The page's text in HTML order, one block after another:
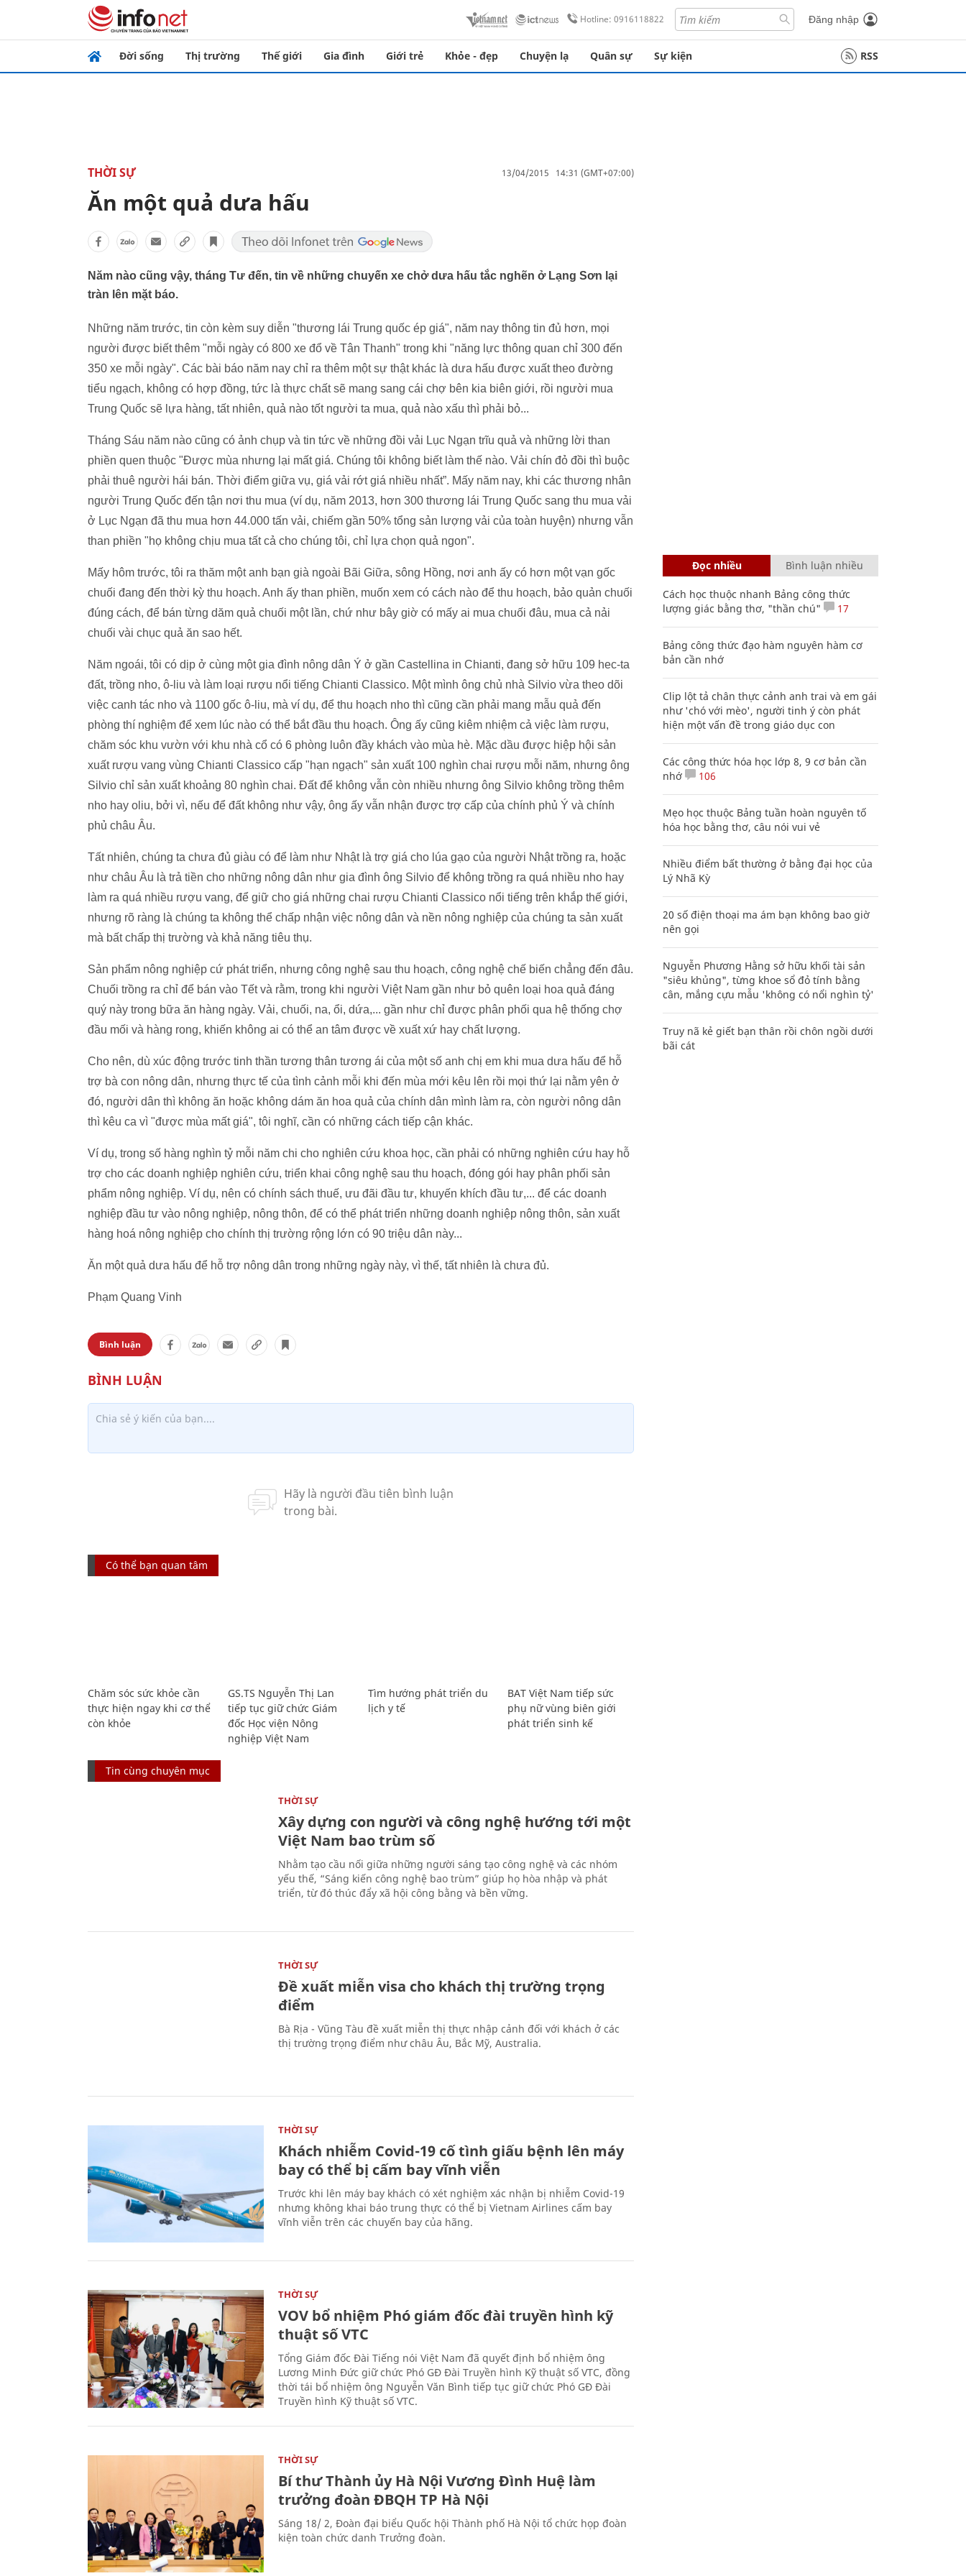
Hotline: 0916118822 Đăng nhập
Đời sống Thị trường Thế giới Gia đình Giới trẻ Khỏe - đẹp Chuyện lạ Quân sự Sự kiện RSS
THỜI SỰ 13/04/2015 14:31 (GMT+07:00)
Ăn một quả dưa hấu
Năm nào cũng vậy, tháng Tư đến, tin về những chuyến xe chở dưa hấu tắc nghẽn ở Lạng Sơn lại
tràn lên mặt báo.
Những năm trước, tin còn kèm suy diễn "thương lái Trung quốc ép giá", năm nay thông tin đủ hơn, mọi
người được biết thêm "mỗi ngày có 800 xe đổ về Tân Thanh" trong khi "năng lực thông quan chỉ 300 đến
350 xe mỗi ngày". Các bài báo năm nay chỉ ra thêm một sự thật khác là dưa hấu được xuất theo đường
tiểu ngạch, không có hợp đồng, tức là thực chất sẽ mang sang cái chợ bên kia biên giới, rồi người mua
Trung Quốc sẽ lựa hàng, tất nhiên, quả nào tốt người ta mua, quả nào xấu thì phải bỏ...
Tháng Sáu năm nào cũng có ảnh chụp và tin tức về những đồi vải Lục Ngạn trĩu quả và những lời than
phiền quen thuộc "Được mùa nhưng lại mất giá. Chúng tôi không biết làm thế nào. Vải chín đỏ đồi thì buộc
phải thuê người hái bán. Thời điểm giữa vụ, giá vải rớt giá nhiều nhất”. Mấy năm nay, khi các thương nhân
người Trung Quốc đến tận nơi thu mua (ví dụ, năm 2013, hơn 300 thương lái Trung Quốc sang thu mua vải
ở Lục Ngạn đã thu mua hơn 44.000 tấn vải, chiếm gần 50% tổng sản lượng vải của toàn huyện) nhưng vẫn
than phiền "họ không chịu mua tất cả cho chúng tôi, chỉ lựa chọn quả ngon".
Mấy hôm trước, tôi ra thăm một anh bạn già ngoài Bãi Giữa, sông Hồng, nơi anh ấy có hơn một vạn gốc
chuối đang đến thời kỳ thu hoạch. Anh ấy than phiền, muốn xem có cách nào để thu hoạch, bảo quản chuối
đúng cách, để bán từng dăm quả chuối một lần, chứ như bây giờ có mấy ai mua chuối đâu, mua cả nải
chuối vài chục quả ăn sao hết.
Năm ngoái, tôi có dịp ở cùng một gia đình nông dân Ý ở gần Castellina in Chianti, đang sở hữu 109 hec-ta
đất, trồng nho, ô-liu và làm loại rượu nổi tiếng Chianti Classico. Một mình ông chủ nhà Silvio vừa theo dõi
việc canh tác nho và 1100 gốc ô-liu, mà ví dụ, để thu hoạch nho thì cũng cần phải mang mẫu quả đến
phòng thí nghiệm để xem lúc nào có thể bắt đầu thu hoạch. Ông ấy cũng kiêm nhiệm cả việc làm rượu,
chăm sóc khu vườn với khu nhà cổ có 6 phòng luôn đầy khách vào mùa hè. Mặc dầu được hiệp hội sản
xuất rượu vang vùng Chianti Classico cấp "hạn ngạch" sản xuất 100 nghìn chai rượu mỗi năm, nhưng ông
Silvio chỉ sản xuất khoảng 80 nghìn chai. Đất để không vẫn còn nhiều nhưng ông Silvio không trồng thêm
nho hay oliu, bởi vì, nếu để đất không như vậy, ông ấy vẫn nhận được trợ cấp của chính phủ Ý và chính
phủ châu Âu.
Tất nhiên, chúng ta chưa đủ giàu có để làm như Nhật là trợ giá cho lúa gạo của người Nhật trồng ra, hoặc
như châu Âu là trả tiền cho những nông dân như gia đình ông Silvio để không trồng ra quá nhiều nho hay
làm ra quá nhiều rượu vang, để giữ cho giá những chai rượu Chianti Classico nổi tiếng trên khắp thế giới,
nhưng rõ ràng là chúng ta không thể chấp nhận việc nông dân và nền nông nghiệp của chúng ta sản xuất
mà bất chấp thị trường và khả năng tiêu thụ.
Sản phẩm nông nghiệp cứ phát triển, nhưng công nghệ sau thu hoạch, công nghệ chế biến chẳng đến đâu.
Chuối trồng ra chỉ để bán vào Tết và rằm, trong khi người Việt Nam gần như bỏ quên loại hoa quả đáng
quý này trong bữa ăn hàng ngày. Vải, chuối, na, ổi, dứa,... gần như chỉ được phân phối qua hệ thống chợ
đầu mối và hàng rong, khiến không ai có thể an tâm được về xuất xứ hay chất lượng.
Cho nên, dù xúc động trước tinh thần tương thân tương ái của một số anh chị em khi mua dưa hấu để hỗ
trợ bà con nông dân, nhưng thực tế của tình cảnh mỗi khi đến mùa mới kêu lên rồi mọi thứ lại nằm yên ở
đó, người dân thì không ăn hoặc không dám ăn hoa quả của chính dân mình làm ra, còn người nông dân
thì kêu ca vì "được mùa mất giá", tôi nghĩ, cần có những cách tiếp cận khác.
Ví dụ, trong số hàng nghìn tỷ mỗi năm chi cho nghiên cứu khoa học, cần phải có những nghiên cứu hay hỗ
trợ cho các doanh nghiệp nghiên cứu, triển khai công nghệ sau thu hoạch, đóng gói hay phân phối sản
phẩm nông nghiệp. Ví dụ, nên có chính sách thuế, ưu đãi đầu tư, khuyến khích đầu tư,... để các doanh
nghiệp đầu tư vào nông nghiệp, nông thôn, để có thể phát triển những doanh nghiệp nông thôn, sản xuất
hàng hoá nông nghiệp cho chính thị trường rộng lớn có 90 triệu dân này...
Ăn một quả dưa hấu để hỗ trợ nông dân trong những ngày này, vì thế, tất nhiên là chưa đủ.
Phạm Quang Vinh
Bình luận
Có thể bạn quan tâm
Chăm sóc sức khỏe cần
thực hiện ngay khi cơ thể
còn khỏe
GS.TS Nguyễn Thị Lan
tiếp tục giữ chức Giám
đốc Học viện Nông
nghiệp Việt Nam
Tìm hướng phát triển du
lịch y tế
BAT Việt Nam tiếp sức
phụ nữ vùng biên giới
phát triển sinh kế
Tin cùng chuyên mục
THỜI SỰ
Xây dựng con người và công nghệ hướng tới một
Việt Nam bao trùm số
Nhằm tạo cầu nối giữa những người sáng tạo công nghệ và các nhóm
yếu thế, “Sáng kiến công nghệ bao trùm” giúp họ hòa nhập và phát
triển, từ đó thúc đẩy xã hội công bằng và bền vững.
THỜI SỰ
Đề xuất miễn visa cho khách thị trường trọng
điểm
Bà Rịa - Vũng Tàu đề xuất miễn thị thực nhập cảnh đối với khách ở các
thị trường trọng điểm như châu Âu, Bắc Mỹ, Australia.
THỜI SỰ
Khách nhiễm Covid-19 cố tình giấu bệnh lên máy
bay có thể bị cấm bay vĩnh viễn
Trước khi lên máy bay khách có xét nghiệm xác nhận bị nhiễm Covid-19
nhưng không khai báo trung thực có thể bị Vietnam Airlines cấm bay
vĩnh viễn trên các chuyến bay của hãng.
THỜI SỰ
VOV bổ nhiệm Phó giám đốc đài truyền hình kỹ
thuật số VTC
Tổng Giám đốc Đài Tiếng nói Việt Nam đã quyết định bổ nhiệm ông
Lương Minh Đức giữ chức Phó GĐ Đài Truyền hình Kỹ thuật số VTC, đồng
thời tái bổ nhiệm ông Nguyễn Văn Bình tiếp tục giữ chức Phó GĐ Đài
Truyền hình Kỹ thuật số VTC.
THỜI SỰ
Bí thư Thành ủy Hà Nội Vương Đình Huệ làm
trưởng đoàn ĐBQH TP Hà Nội
Sáng 18/ 2, Đoàn đại biểu Quốc hội Thành phố Hà Nội tổ chức họp đoàn
kiện toàn chức danh Trưởng đoàn.
Đọc nhiều Bình luận nhiều
Cách học thuộc nhanh Bảng công thức
lượng giác bằng thơ, "thần chú"
17
Bảng công thức đạo hàm nguyên hàm cơ
bản cần nhớ
Clip lột tả chân thực cảnh anh trai và em gái
như 'chó với mèo', người tinh ý còn phát
hiện một vấn đề trong giáo dục con
Các công thức hóa học lớp 8, 9 cơ bản cần
nhớ
106
Mẹo học thuộc Bảng tuần hoàn nguyên tố
hóa học bằng thơ, câu nói vui vẻ
Nhiều điểm bất thường ở bằng đại học của
Lý Nhã Kỳ
20 số điện thoại ma ám bạn không bao giờ
nên gọi
Nguyễn Phương Hằng sở hữu khối tài sản
"siêu khủng", từng khoe sổ đỏ tính bằng
cân, mắng cựu mẫu 'không có nổi nghìn tỷ'
Truy nã kẻ giết bạn thân rồi chôn ngồi dưới
bãi cát